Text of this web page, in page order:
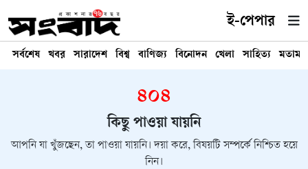
ই-পেপার
সর্বশেষ খবর সারাদেশ বিশ্ব বাণিজ্য বিনোদন খেলা সাহিত্য মতামত
৪০৪
কিছু পাওয়া যায়নি
আপনি যা খুঁজছেন, তা পাওয়া যায়নি। দয়া করে, বিষয়টি সম্পর্কে নিশ্চিত হয়ে
নিন।